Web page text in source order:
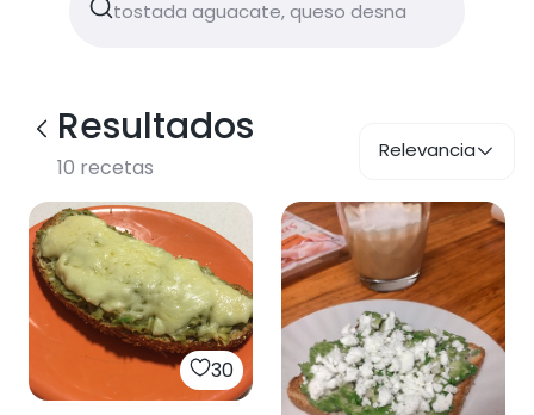
Resultados
10 recetas
Relevancia
30